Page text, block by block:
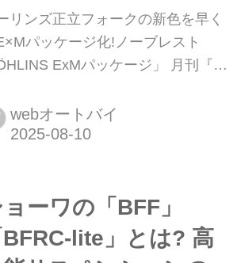
リンズ正立フォークの新色を早く
パッケージ化!ノーブレスト
ExMパッケージ」 月刊『ヘ
製品を紹介します。今回はノーブ
ト「ÖHLINS ExMパッケージ」を
webオートバイ
ーワの「BFF」
BFRC-lite」とは? 高